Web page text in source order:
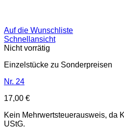
Auf die Wunschliste
Schnellansicht
Nicht vorrätig
Einzelstücke zu Sonderpreisen
Nr. 24
17,00 €
Kein Mehrwertsteuerausweis, da
UStG.